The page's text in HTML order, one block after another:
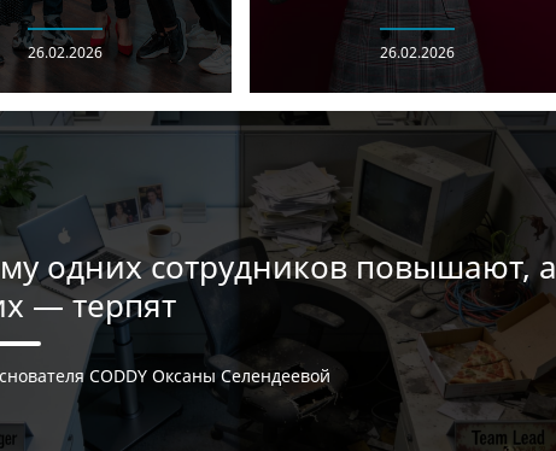
26.02.2026 26.02.2026
одних сотрудников повышают, а
— терпят
CODDY Оксаны Селендеевой